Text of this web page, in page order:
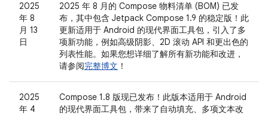
2025
年 8
月 13
日
2025 年 8 月的 Compose 物料清单 (BOM) 已发
布，其中包含 Jetpack Compose 1.9 的稳定版！此
更新适用于 Android 的现代界面工具包，引入了多
项新功能，例如高级阴影、2D 滚动 API 和更出色的
列表性能。如果您想详细了解所有新功能和改进，
请参阅完整博文 ！
2025
年 4
Compose 1.8 版现已发布！此版本适用于 Android
的现代界面工具包，带来了自动填充、多项文本改